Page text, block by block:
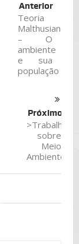
Anterior
Teoria
Malthusiana
– O
ambiente
e sua
população
Próximo
>Trabalho
sobre
Meio
Ambiente